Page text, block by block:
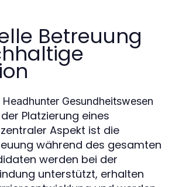
Betreuung
Headhunter Gesundheitswesen
Platzierung eines
Aspekt ist die
während des gesamten
werden bei der
unterstützt, erhalten